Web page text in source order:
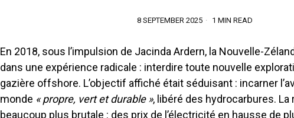
8 SEPTEMBER 2025 1 MIN READ
En 2018, sous l’impulsion de Jacinda Ardern, la Nouvelle-
dans une expérience radicale : interdire toute nouvelle
gazière offshore. L’objectif affiché était séduisant : incarner
monde « propre, vert et durable », libéré des hydrocarbures. La
beaucoup plus brutale : des prix de l’électricité en hausse de